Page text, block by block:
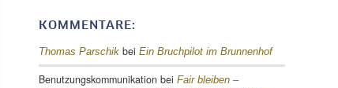
KOMMENTARE:
Thomas Parschik bei Ein Bruchpilot im Brunnenhof
Benutzungskommunikation bei Fair bleiben –